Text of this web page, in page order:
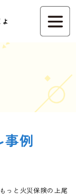
例
っと火災保険の上尾